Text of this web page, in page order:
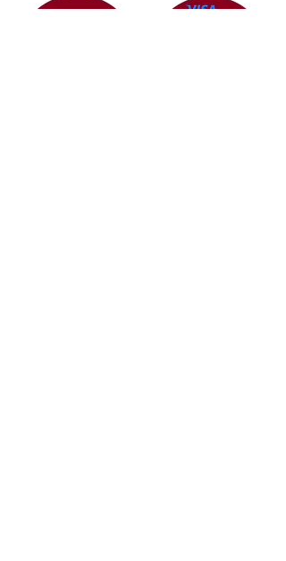
personnelle, ils ne sont pas à vendre